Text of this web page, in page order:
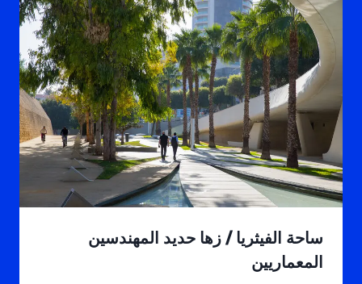
ساحة الفيثريا / زها حديد المهندسين
المعماريين